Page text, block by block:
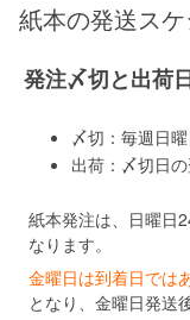
紙本の発送ス
発注〆切と出荷
〆切：毎週日
出荷：〆切日
紙本発注は、日曜日
なります。
金曜日は到着日では
となり、金曜日発送